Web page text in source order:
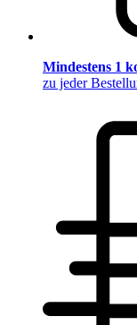
Mindestens 1
zu jeder